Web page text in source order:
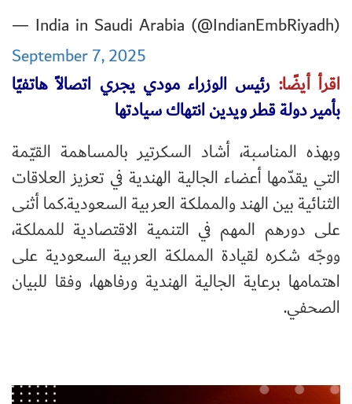
— India in Saudi Arabia (@IndianEmbRiyadh)
September 7, 2025
اقرأ أيضًا: رئيس الوزراء مودي يجري اتصالاً هاتفيًا
بأمير دولة قطر ويدين انتهاك سيادتها
وبهذه المناسبة، أشاد السكرتير بالمساهمة القيّمة
التي يقدّمها أعضاء الجالية الهندية في تعزيز العلاقات
الثنائية بين الهند والمملكة العربية السعودية.كما أثنى
على دورهم المهم في التنمية الاقتصادية للمملكة،
ووجّه شكره لقيادة المملكة العربية السعودية على
اهتمامها برعاية الجالية الهندية ورفاهها، وفقا للبيان
الصحفي.